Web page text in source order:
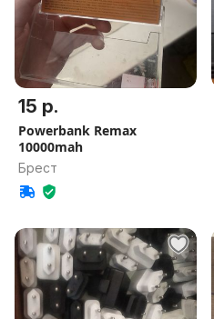
15 р.
Powerbank Remax
10000mah
Брест